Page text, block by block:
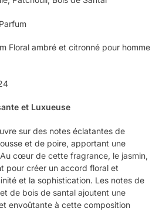
Floral ambré et citronné pour homme
et Luxueuse
sur des notes éclatantes de
et de poire, apportant une
cœur de cette fragrance, le jasmin,
pour créer un accord floral et
et la sophistication. Les notes de
de bois de santal ajoutent une
envoûtante à cette composition